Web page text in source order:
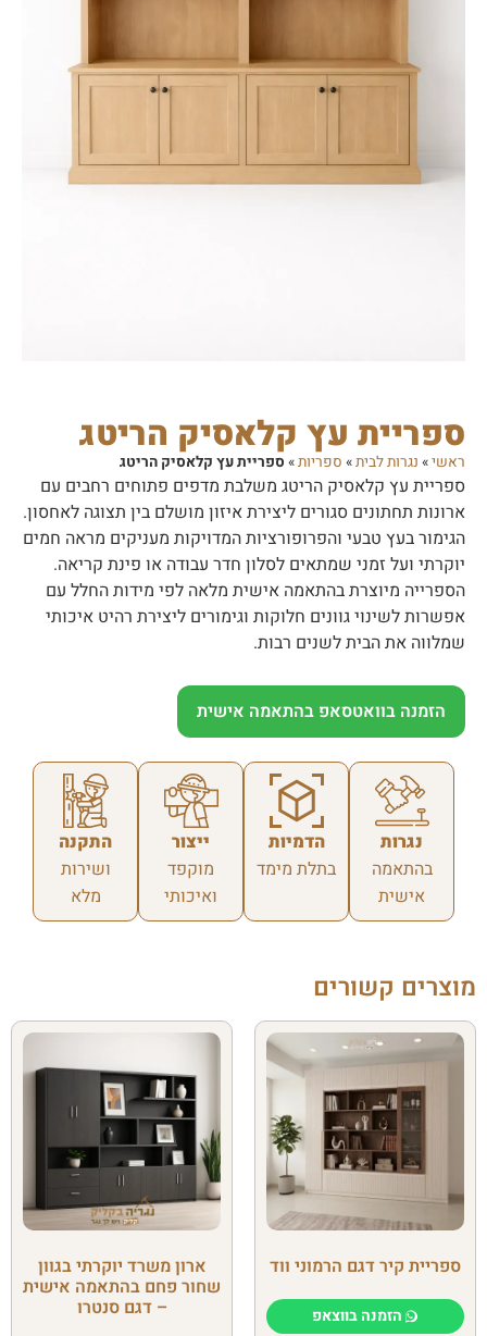
ספריית עץ קלאסיק הריטג
ראשי» נגרות לבית» ספריות» ספריית עץ קלאסיק הריטג
ספריית עץ קלאסיק הריטג משלבת מדפים פתוחים רחבים עם
ארונות תחתונים סגורים ליצירת איזון מושלם בין תצוגה לאחסון.
הגימור בעץ טבעי והפרופורציות המדויקות מעניקים מראה חמים
יוקרתי ועל זמני שמתאים לסלון חדר עבודה או פינת קריאה.
הספרייה מיוצרת בהתאמה אישית מלאה לפי מידות החלל עם
אפשרות לשינוי גוונים חלוקות וגימורים ליצירת רהיט איכותי
שמלווה את הבית לשנים רבות.
הזמנה בוואטסאפ בהתאמה אישית
נגרות
בהתאמה
אישית
הדמיות
בתלת מימד
ייצור
מוקפד
ואיכותי
התקנה
ושירות
מלא
מוצרים קשורים
ספריית קיר דגם הרמוני ווד
הזמנה בווצאפ
ארון משרד יוקרתי בגוון
שחור פחם בהתאמה אישית
– דגם סנטרו